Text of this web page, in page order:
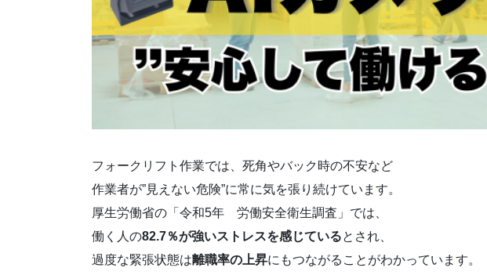
フォークリフト作業では、死角やバック時の不安など
作業者が”見えない危険”に常に気を張り続けています。
厚生労働省の「令和5年 労働安全衛生調査」では、
働く人の82.7％が強いストレスを感じているとされ、
過度な緊張状態は離職率の上昇にもつながることがわかっています。